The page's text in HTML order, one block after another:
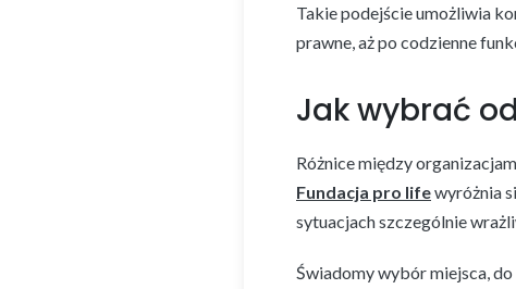
Takie podejście umożliwia
prawne, aż po codzienne
Jak wybrać
Różnice między
Fundacja pro lifewyróżnia
sytuacjach szczególnie
Świadomy wybór miejsca,